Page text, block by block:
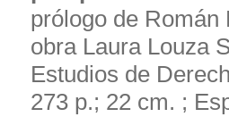
prólogo de
obra Laura Louza
Estudios de
273 p.; 22 cm. ;